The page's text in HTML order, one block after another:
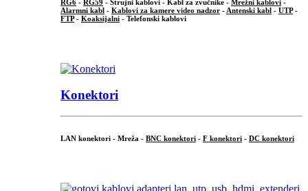
RG6 - RG59 - Strujni kablovi - Kabl za zvučnike - Mrežni kablovi -
Alarmni kabl - Kablovi za kamere video nadzor - Antenski kabl - UTP-
FTP- Koaksijalni - Telefonski kablovi
Konektori
LAN konektori - Mreža - BNC konektori - F konektori - DC konektori